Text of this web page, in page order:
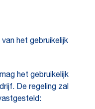
het gebruikelijk
het gebruikelijk
De regeling zal